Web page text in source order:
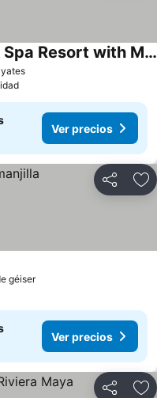
Grand Isla Navidad Golf & Spa Resort with Marina
Ver precios
Compartir
géiser
Ver precios
Compartir